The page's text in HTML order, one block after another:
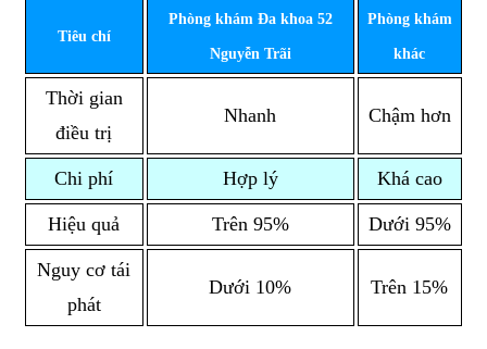
Tiêu chí
Phòng khám Đa khoa 52
Nguyễn Trãi
Phòng khám
khác
Thời gian
điều trị
Nhanh Chậm hơn
Chi phí Hợp lý Khá cao
Hiệu quả Trên 95% Dưới 95%
Nguy cơ tái
phát
Dưới 10% Trên 15%